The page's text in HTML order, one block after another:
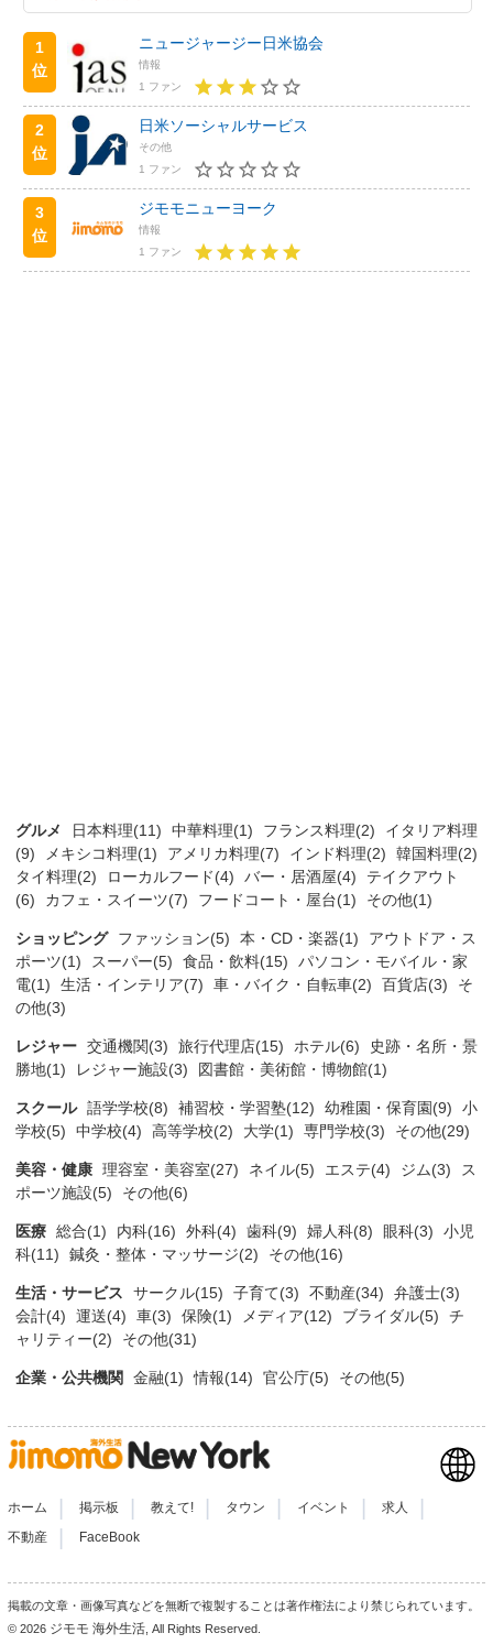
1
位
ニュージャージー日米協会
情報
1 ファン
2
位
日米ソーシャルサービス
その他
1 ファン
3
位
ジモモニューヨーク
情報
1 ファン
グルメ 日本料理(11) 中華料理(1) フランス料理(2)
イタリア料理
(9)
メキシコ料理(1) アメリカ料理(7) インド料理(2)
韓国料理(2)
タイ料理(2)
ローカルフード(4) バー・居酒屋(4)
テイクアウト
(6)
カフェ・スイーツ(7) フードコート・屋台(1) その他(1)
ショッピング ファッション(5) 本・CD・楽器(1)
アウトドア・ス
ポーツ(1)
スーパー(5) 食品・飲料(15)
パソコン・モバイル・家
電(1)
生活・インテリア(7) 車・バイク・自転車(2) 百貨店(3)
そ
の他(3)
レジャー 交通機関(3) 旅行代理店(15) ホテル(6)
史跡・名所・景
勝地(1)
レジャー施設(3) 図書館・美術館・博物館(1)
スクール 語学学校(8) 補習校・学習塾(12) 幼稚園・保育園(9)
小
学校(5)
中学校(4) 高等学校(2) 大学(1) 専門学校(3) その他(29)
美容・健康 理容室・美容室(27) ネイル(5) エステ(4) ジム(3)
ス
ポーツ施設(5)
その他(6)
医療 総合(1) 内科(16) 外科(4) 歯科(9) 婦人科(8) 眼科(3)
小児
科(11)
鍼灸・整体・マッサージ(2) その他(16)
生活・サービス サークル(15) 子育て(3) 不動産(34)
弁護士(3)
会計(4)
運送(4) 車(3) 保険(1) メディア(12) ブライダル(5)
チ
ャリティー(2)
その他(31)
企業・公共機関 金融(1) 情報(14) 官公庁(5) その他(5)
ホーム 掲示板 教えて! タウン イベント 求人
不動産 FaceBook
掲載の文章・画像写真などを無断で複製することは著作権法により禁じられています。
© 2026 ジモモ 海外生活 , All Rights Reserved.